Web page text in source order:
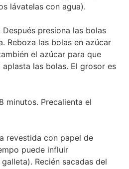
lávatelas con agua).
presiona las bolas
Reboza las bolas en azúcar
el azúcar para que
las bolas. El grosor es
minutos. Precalienta el
revestida con papel de
puede influir
Recién sacadas del